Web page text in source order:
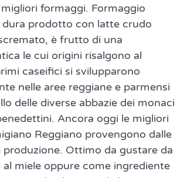
formaggi. Formaggio
dura prodotto con latte crudo
è frutto di una
le cui origini risalgono al
caseifici si svilupparono
nelle aree reggiane e parmensi
delle diverse abbazie dei monaci
Ancora oggi le migliori
Reggiano provengono dalle
produzione. Ottimo da gustare da
al miele oppure come ingrediente